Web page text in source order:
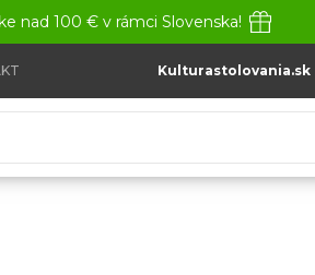
nad 100 € v rámci Slovenska!
Kulturastolovania.sk